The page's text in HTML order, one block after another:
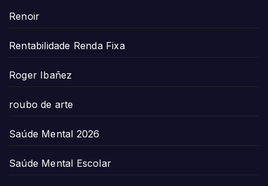
Renoir
Rentabilidade Renda Fixa
Roger Ibañez
roubo de arte
Saúde Mental 2026
Saúde Mental Escolar